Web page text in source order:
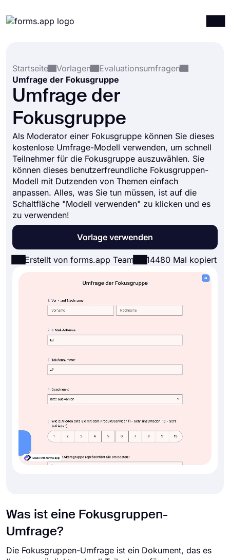
Integrationen
Vorlagen
Ressourcen
Startseite
Vorlagen
Evaluationsumfragen
Umfrage der Fokusgruppe
Umfrage der
Fokusgruppe
Als Moderator einer Fokusgruppe können Sie dieses
kostenlose Umfrage-Modell verwenden, um schnell
Teilnehmer für die Fokusgruppe auszuwählen. Sie
können dieses benutzerfreundliche Fokusgruppen-
Modell mit Dutzenden von Themen einfach
anpassen. Alles, was Sie tun müssen, ist auf die
Schaltfläche "Modell verwenden" zu klicken und es
zu verwenden!
Vorlage verwenden
Erstellt von forms.app Team 14480 Mal kopiert
Was ist eine Fokusgruppen-
Umfrage?
Die Fokusgruppen-Umfrage ist ein Dokument, das es